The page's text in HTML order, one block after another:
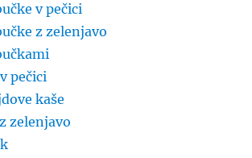
v pečici
z zelenjavo
pečici
kaše
zelenjavo